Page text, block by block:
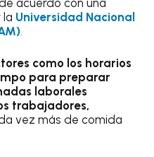
la Universidad Nacional
.
como los horarios
para preparar
laborales
trabajadores,
vez más de comida